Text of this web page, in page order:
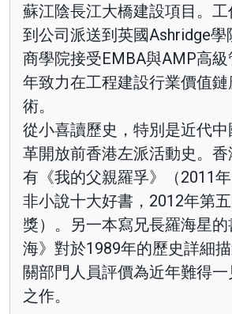
蘇江陰長江大橋建設項目。
到公司派送到英國Ashridge學
商學院接受EMBA與AMP高
年致力在工程建設行業價值
術。
從小喜讀歷史，特別是近代
革開放前香港左派活動史。
有《我的父親羅孚》（2011年
非小說十大好書，2012年第
獎）。另一本寫兄長羅海星
海》對於1989年的歷史詳細
關部門人員評價為近年難得
之作。